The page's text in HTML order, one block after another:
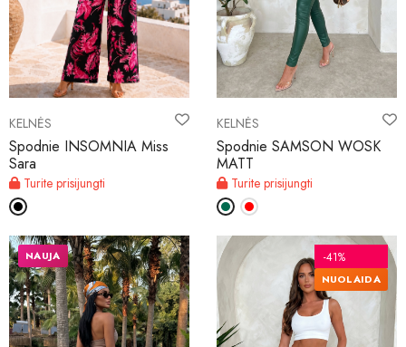
KELNĖS
Spodnie INSOMNIA Miss
Sara
Turite prisijungti
KELNĖS
Spodnie SAMSON WOSK
MATT
Turite prisijungti
NAUJA -41%
NUOLAIDA